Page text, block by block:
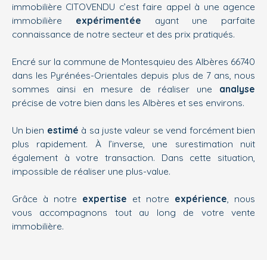
immobilière CITOVENDU c’est faire appel à une agence
immobilière expérimentée ayant une parfaite
connaissance de notre secteur et des prix pratiqués.
Encré sur la commune de Montesquieu des Albères 66740
dans les Pyrénées-Orientales depuis plus de 7 ans, nous
sommes ainsi en mesure de réaliser une analyse
précise de votre bien dans les Albères et ses environs.
Un bien estimé à sa juste valeur se vend forcément bien
plus rapidement. À l’inverse, une surestimation nuit
également à votre transaction. Dans cette situation,
impossible de réaliser une plus-value.
Grâce à notre expertise et notre expérience, nous
vous accompagnons tout au long de votre vente
immobilière.